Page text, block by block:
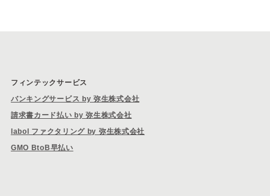
フィンテックサービス
バンキングサービス by 弥生株式会社
請求書カード払い by 弥生株式会社
labol ファクタリング by 弥生株式会社
GMO BtoB早払い